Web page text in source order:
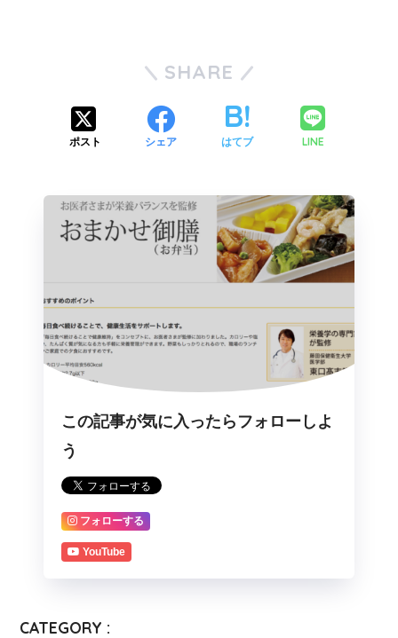
SHARE
ポスト シェア はてブ LINE
この記事が気に入ったらフォローしよ
う
フォローする
YouTube
CATEGORY :